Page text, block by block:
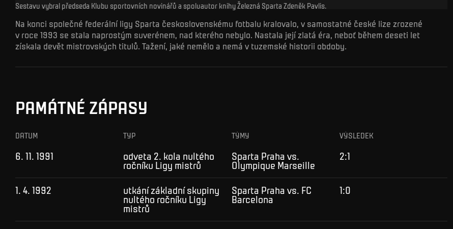
Sestavu vybral předseda Klubu sportovních novinářů a spoluautor knihy Železná Sparta Zdeněk Pavlis.
Na konci společné federální ligy Sparta československému fotbalu kralovalo, v samostatné české lize zrozené
v roce 1993 se stala naprostým suverénem, nad kterého nebylo. Nastala její zlatá éra, neboť během deseti let
získala devět mistrovských titulů. Tažení, jaké nemělo a nemá v tuzemské historii obdoby.
PAMÁTNÉ ZÁPASY
DATUM TYP TÝMY VÝSLEDEK
6. 11. 1991 odveta 2. kola nultého
ročníku Ligy mistrů
Sparta Praha vs.
Olympique Marseille
2:1
1. 4. 1992 utkání základní skupiny
nultého ročníku Ligy
mistrů
Sparta Praha vs. FC
Barcelona
1:0